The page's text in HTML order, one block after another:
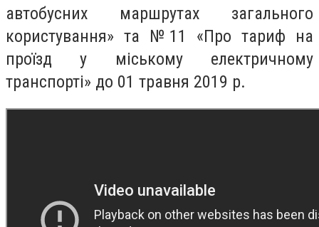
автобусних маршрутах загального
користування» та №11 «Про тариф на
проїзд у міському електричному
транспорті» до 01 травня 2019 р.